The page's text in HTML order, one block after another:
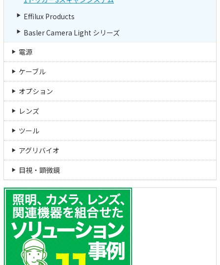
Effilux Products
Basler Camera Light シリーズ
電源
ケーブル
オプション
レンズ
ツール
アグリバイオ
目視・顕微鏡